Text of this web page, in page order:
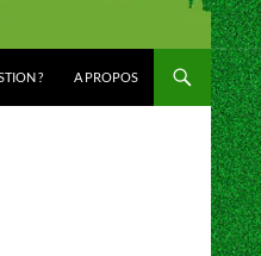
? A PROPOS